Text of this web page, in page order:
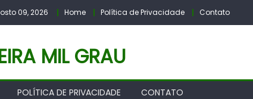
09, 2026 Home Política de Privacidade Contato
MIL GRAU
POLÍTICA DE PRIVACIDADE CONTATO